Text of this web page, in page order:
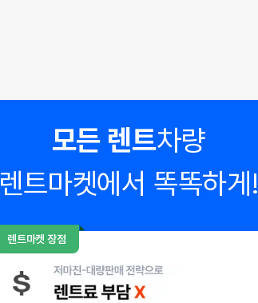
모든 렌트차량
렌트마켓에서 똑똑하게!
렌트마켓 장점
◣